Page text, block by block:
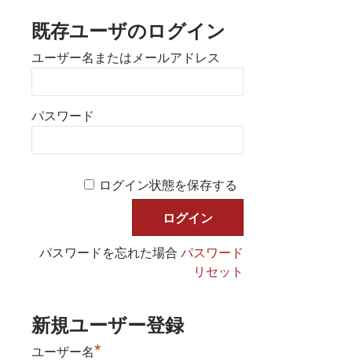
既存ユーザのログイン
ユーザー名またはメールアドレス
パスワード
ログイン状態を保存する
パスワードを忘れた場合パスワード
リセット
新規ユーザー登録
ユーザー名*